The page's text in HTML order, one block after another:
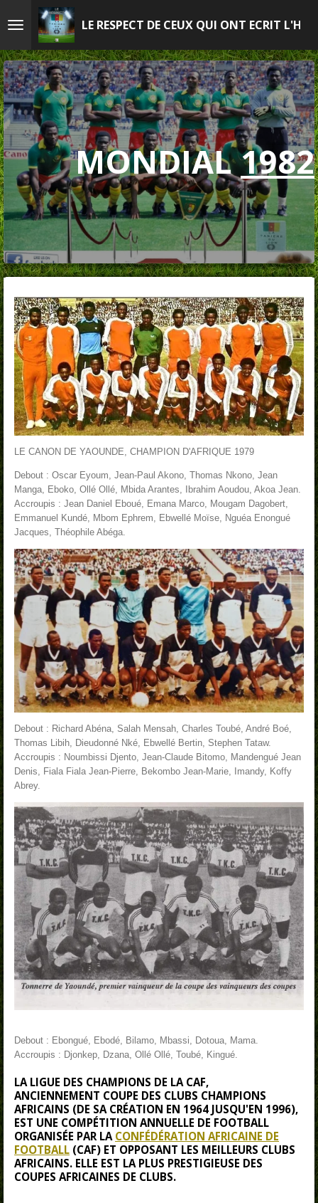
au
contenu
principal
LE RESPECT DE CEUX QUI ONT ECRIT
MONDIAL1982
LE CANON DE YAOUNDE, CHAMPION D'AFRIQUE 1979
Debout : Oscar Eyoum, Jean-Paul Akono, Thomas Nkono, Jean
Manga, Eboko, Ollé Ollé, Mbida Arantes, Ibrahim Aoudou, Akoa Jean.
Accroupis : Jean Daniel Eboué, Emana Marco, Mougam Dagobert,
Emmanuel Kundé, Mbom Ephrem, Ebwellé Moïse, Nguéa Enongué
Jacques, Théophile Abéga.
Debout : Richard Abéna, Salah Mensah, Charles Toubé, André Boé,
Thomas Libih, Dieudonné Nké, Ebwellé Bertin, Stephen Tataw.
Accroupis : Noumbissi Djento, Jean-Claude Bitomo, Mandengué Jean
Denis, Fiala Fiala Jean-Pierre, Bekombo Jean-Marie, Imandy, Koffy
Abrey.
Debout : Ebongué, Ebodé, Bilamo, Mbassi, Dotoua, Mama.
Accroupis : Djonkep, Dzana, Ollé Ollé, Toubé, Kingué.
LA LIGUE DES CHAMPIONS DE LA CAF,
ANCIENNEMENT COUPE DES CLUBS CHAMPIONS
AFRICAINS (DE SA CRÉATION EN 1964 JUSQU'EN 1996),
EST UNE COMPÉTITION ANNUELLE DE FOOTBALL
ORGANISÉE PAR LA CONFÉDÉRATION AFRICAINE DE
FOOTBALL (CAF) ET OPPOSANT LES MEILLEURS CLUBS
AFRICAINS. ELLE EST LA PLUS PRESTIGIEUSE DES
COUPES AFRICAINES DE CLUBS.